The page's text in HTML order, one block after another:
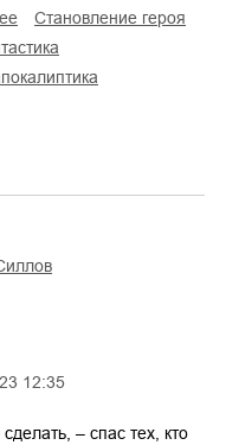
становление героя
12:35
– спас тех, кто